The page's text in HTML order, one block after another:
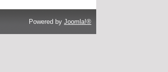
Powered by Joomla!®